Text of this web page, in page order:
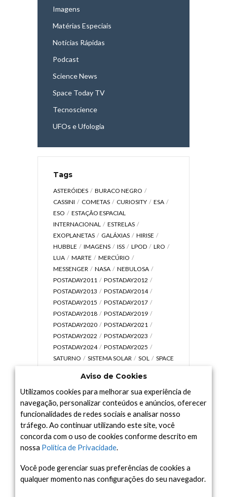
Imagens
Matérias Especiais
Notícias Rápidas
Podcast
Science News
Space Today TV
Tecnoscience
UFOs e Ufologia
Tags
ASTERÓIDES
BURACO NEGRO
CASSINI
COMETAS CURIOSITY
ESA
ESO
ESTAÇÃO ESPACIAL
INTERNACIONAL
ESTRELAS
EXOPLANETAS
GALÁXIAS
HIRISE
HUBBLE
IMAGENS ISS LPOD
LRO
LUA
MARTE
MERCÚRIO
MESSENGER
NASA
NEBULOSA
POSTADAY2011
POSTADAY2012
POSTADAY2013
POSTADAY2014
POSTADAY2015
POSTADAY2017
POSTADAY2018
POSTADAY2019
POSTADAY2020
POSTADAY2021
POSTADAY2022
POSTADAY2023
POSTADAY2024
POSTADAY2025
SATURNO
SISTEMA SOLAR SOL
SPACE
UNIVERSO
VÍDEO
Arquivo
Arquivo
Aviso de Cookies
Utilizamos cookies para melhorar sua experiência de
navegação, personalizar conteúdos e anúncios, oferecer
funcionalidades de redes sociais e analisar nosso
tráfego. Ao continuar utilizando este site, você
concorda com o uso de cookies conforme descrito em
nossa Política de Privacidade.
Você pode gerenciar suas preferências de cookies a
qualquer momento nas configurações do seu navegador.